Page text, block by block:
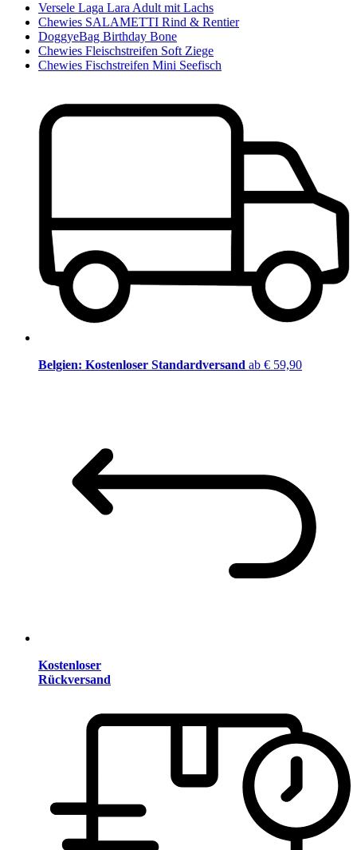
Versele Laga Lara Adult mit Lachs
Chewies SALAMETTI Rind & Rentier
DoggyeBag Birthday Bone
Chewies Fleischstreifen Soft Ziege
Chewies Fischstreifen Mini Seefisch
Belgien: Kostenloser Standardversand ab € 59,90
Kostenloser
Rückversand